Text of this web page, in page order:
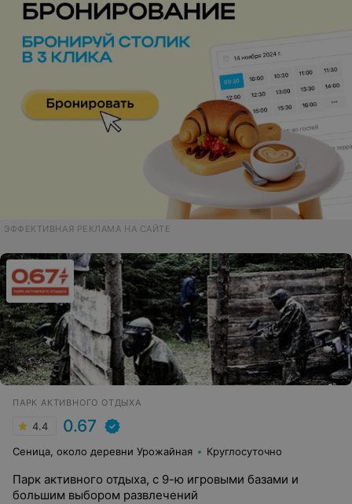
ЭФФЕКТИВНАЯ РЕКЛАМА НА САЙТЕ
ПАРК АКТИВНОГО ОТДЫХА
4.4 0.67
Сеница, около деревни Урожайная Круглосуточно
Парк активного отдыха, с 9-ю игровыми базами и
большим выбором развлечений